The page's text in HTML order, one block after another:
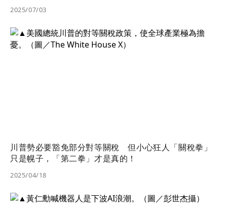
2025/07/03
川普勢必要豁免部分對等關稅 但小心狂人「關稅拳」
只是幌子，「第二拳」才是真的！
2025/04/18